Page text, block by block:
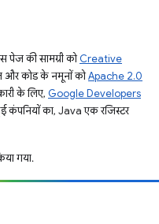
की सामग्री कोCreative
कोड के नमूनों कोApache 2.0
के लिए, Google Developers
का, Java एक रजिस्टर
गया.